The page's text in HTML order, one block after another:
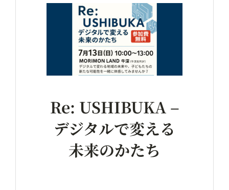
Re: USHIBUKA –
デジタルで変える
未来のかたち